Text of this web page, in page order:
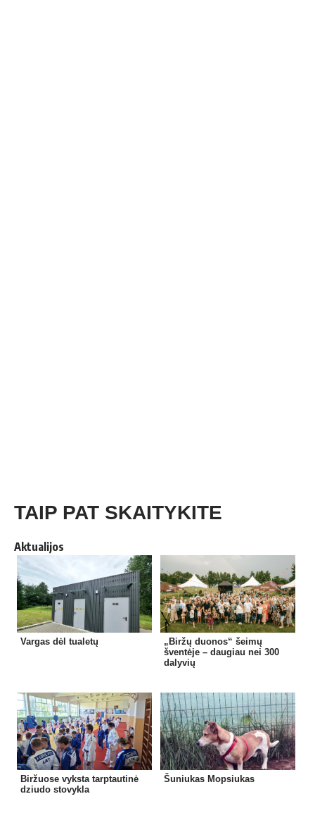
TAIP PAT SKAITYKITE
Aktualijos
Vargas dėl tualetų
„Biržų duonos“ šeimų
šventėje – daugiau nei 300
dalyvių
Biržuose vyksta tarptautinė
dziudo stovykla
Šuniukas Mopsiukas